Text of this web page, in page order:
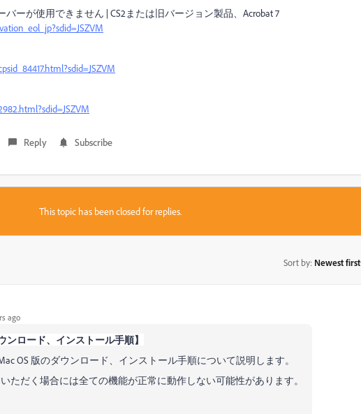
ーが使用できません | CS2または旧バージョン製品、Acrobat 7
Reply Subscribe
This topic has been closed for replies.
Sort by: Newest first
ago
ンロード、インストール手順】
OS 版のダウンロード、インストール手順について説明します。
ただく場合には全ての機能が正常に動作しない可能性があります。